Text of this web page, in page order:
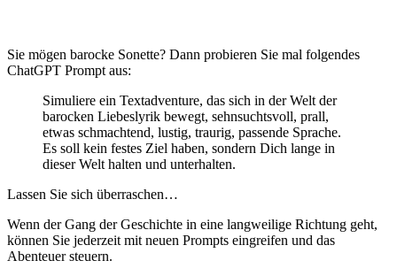
Sie mögen barocke Sonette? Dann probieren Sie mal folgendes
ChatGPT Prompt aus:
Simuliere ein Textadventure, das sich in der Welt der
barocken Liebeslyrik bewegt, sehnsuchtsvoll, prall,
etwas schmachtend, lustig, traurig, passende Sprache.
Es soll kein festes Ziel haben, sondern Dich lange in
dieser Welt halten und unterhalten.
Lassen Sie sich überraschen…
Wenn der Gang der Geschichte in eine langweilige Richtung geht,
können Sie jederzeit mit neuen Prompts eingreifen und das
Abenteuer steuern.